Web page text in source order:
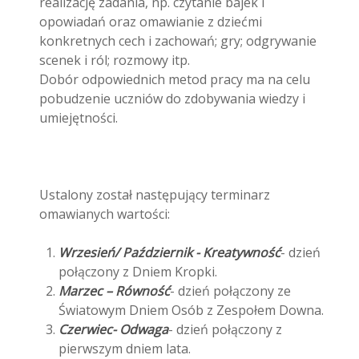
opowiadań oraz omawianie z dziećmi
konkretnych cech i zachowań; gry; odgrywanie
scenek i ról; rozmowy itp.
Dobór odpowiednich metod pracy ma na celu
pobudzenie uczniów do zdobywania wiedzy i
umiejętności.
Ustalony został następujący terminarz
omawianych wartości:
Wrzesień/ Październik - Kreatywność- dzień
połączony z Dniem Kropki.
Marzec – Równość- dzień połączony ze
Światowym Dniem Osób z Zespołem Downa.
Czerwiec- Odwaga- dzień połączony z
pierwszym dniem lata.